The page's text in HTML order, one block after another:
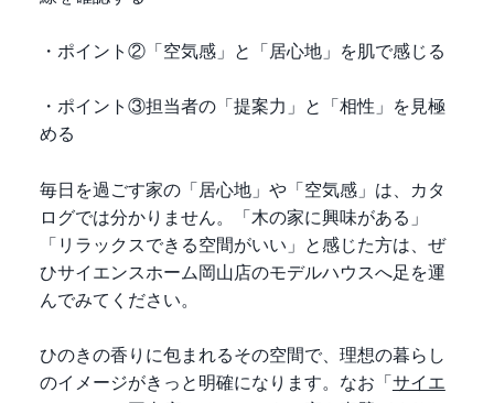
・ポイント②「空気感」と「居心地」を肌で感じる
・ポイント③担当者の「提案力」と「相性」を見極
める
毎日を過ごす家の「居心地」や「空気感」は、カタ
ログでは分かりません。「木の家に興味がある」
「リラックスできる空間がいい」と感じた方は、ぜ
ひサイエンスホーム岡山店のモデルハウスへ足を運
んでみてください。
ひのきの香りに包まれるその空間で、理想の暮らし
のイメージがきっと明確になります。なお「 サイエ